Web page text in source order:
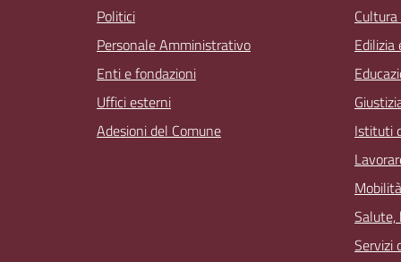
Politici
Personale Amministrativo
Enti e fondazioni
Uffici esterni
Adesioni del Comune
Edilizia
Istituti
Salute,
Servizi